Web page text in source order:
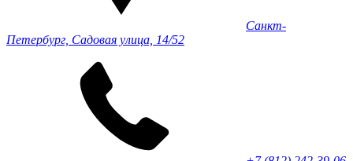
Санкт-
Петербург, Садовая улица, 14/52